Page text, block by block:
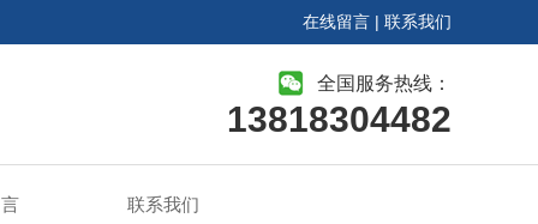
在线留言 | 联系我们
全国服务热线：
13818304482
联系我们